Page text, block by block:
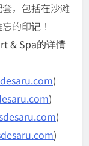
，包括在沙滩
的印记！
& Spa的详情
)
)
)
)